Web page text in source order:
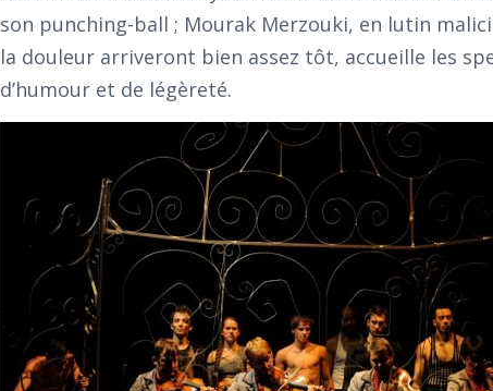
son punching-ball ; Mourak Merzouki, en lutin
la douleur arriveront bien assez tôt, accueille les
d’humour et de légèreté.